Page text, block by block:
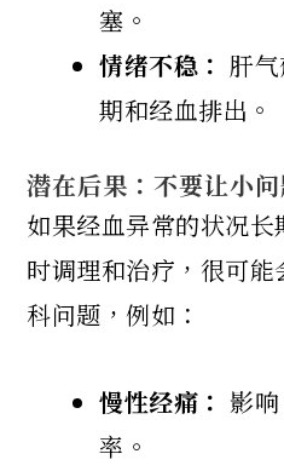
塞。
情绪不稳： 肝
期和经血排出。
潜在后果：不要让小
如果经血异常的状况长
时调理和治疗，很可
科问题，例如：
慢性经痛： 影
率。